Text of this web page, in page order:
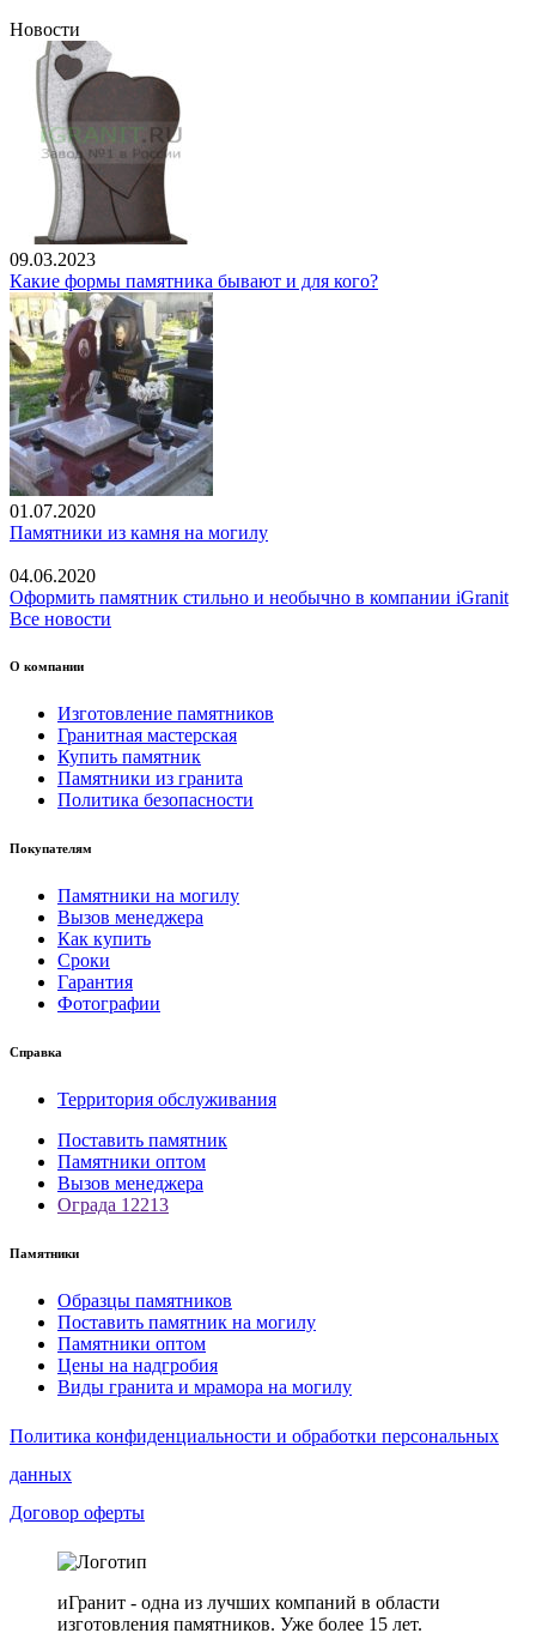
Новости
09.03.2023
Какие формы памятника бывают и для кого?
01.07.2020
Памятники из камня на могилу
04.06.2020
Оформить памятник стильно и необычно в компании iGranit
Все новости
О компании
Изготовление памятников
Гранитная мастерская
Купить памятник
Памятники из гранита
Политика безопасности
Покупателям
Памятники на могилу
Вызов менеджера
Как купить
Сроки
Гарантия
Фотографии
Справка
Территория обслуживания
Поставить памятник
Памятники оптом
Вызов менеджера
Ограда 12213
Памятники
Образцы памятников
Поставить памятник на могилу
Памятники оптом
Цены на надгробия
Виды гранита и мрамора на могилу
Политика конфиденциальности и обработки персональных
данных
Договор оферты
иГранит - одна из лучших компаний в области
изготовления памятников. Уже более 15 лет.